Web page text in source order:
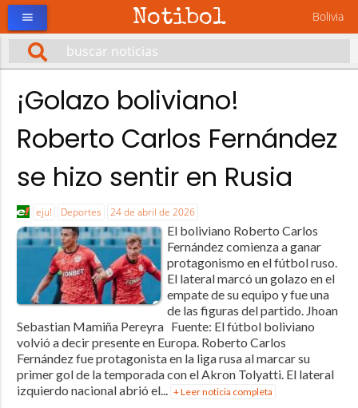
Notibol Bolivia
menu
¡Golazo boliviano!
Roberto Carlos Fernández
se hizo sentir en Rusia
eju! Deportes 24 de abril de 2026
El boliviano Roberto Carlos
Fernández comienza a ganar
protagonismo en el fútbol ruso.
El lateral marcó un golazo en el
empate de su equipo y fue una
de las figuras del partido. Jhoan
Sebastian Mamiña Pereyra Fuente: El fútbol boliviano
volvió a decir presente en Europa. Roberto Carlos
Fernández fue protagonista en la liga rusa al marcar su
primer gol de la temporada con el Akron Tolyatti. El lateral
izquierdo nacional abrió el... + Leer noticia completa